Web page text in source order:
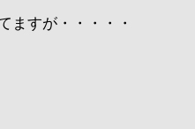
ますが・・・・・